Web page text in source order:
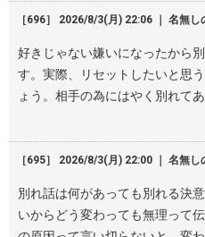
［696］ 2026/8/3(月) 22:06 ｜ 名無し
好きじゃない嫌いになったから
す。実際、リセットしたいと思
ょう。相手の為にはやく別れて
［695］ 2026/8/3(月) 22:00 ｜ 名無し
別れ話は何があっても別れる決
いからどう変わっても無理って